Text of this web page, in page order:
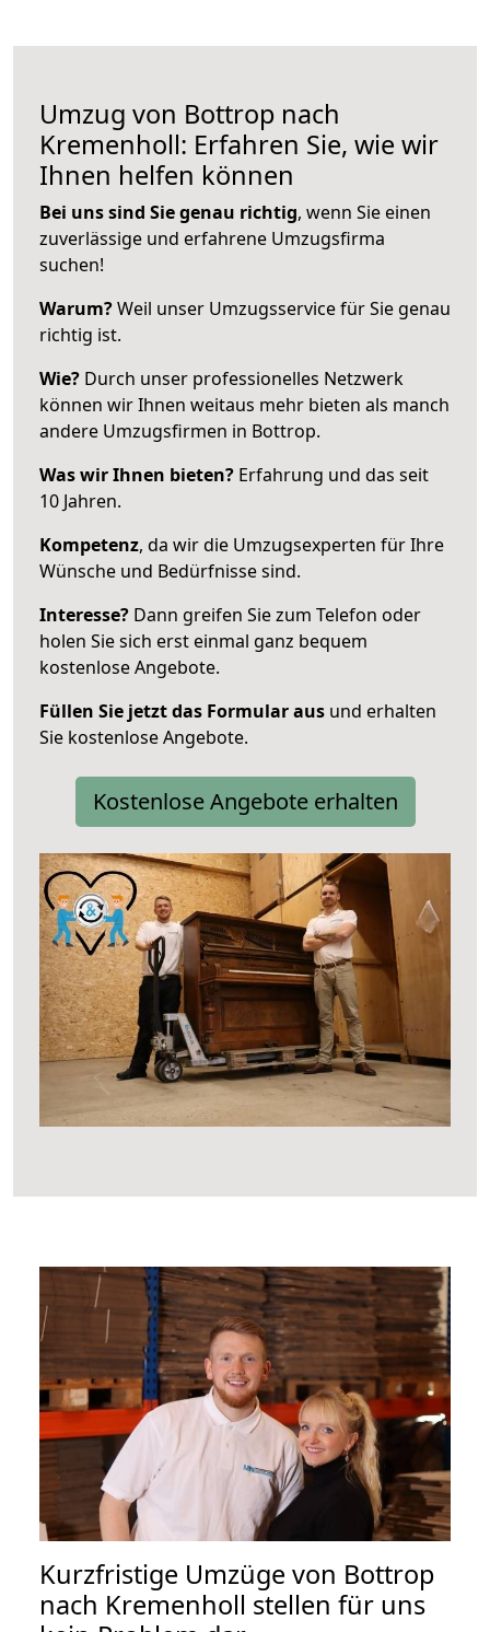
Umzug von Bottrop nach
Kremenholl: Erfahren Sie, wie wir
Ihnen helfen können
Bei uns sind Sie genau richtig, wenn Sie einen
zuverlässige und erfahrene Umzugsfirma
suchen!
Warum?Weil unser Umzugsservice für Sie genau
richtig ist.
Wie? Durch unser professionelles Netzwerk
können wir Ihnen weitaus mehr bieten als manch
andere Umzugsfirmen in Bottrop.
Was wir Ihnen bieten? Erfahrung und das seit
10 Jahren.
Kompetenz, da wir die Umzugsexperten für Ihre
Wünsche und Bedürfnisse sind.
Interesse? Dann greifen Sie zum Telefon oder
holen Sie sich erst einmal ganz bequem
kostenlose Angebote.
Füllen Sie jetzt das Formular aus und erhalten
Sie kostenlose Angebote.
Kostenlose Angebote erhalten
Kurzfristige Umzüge von Bottrop
nach Kremenholl stellen für uns